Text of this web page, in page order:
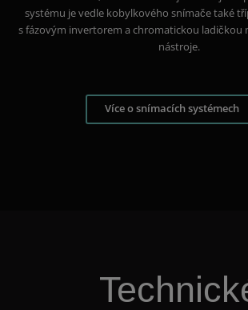
systému je vedle kobylkového snímače také
s fázovým invertorem a chromatickou ladičkou
nástroje.
Více o snímacích systémech